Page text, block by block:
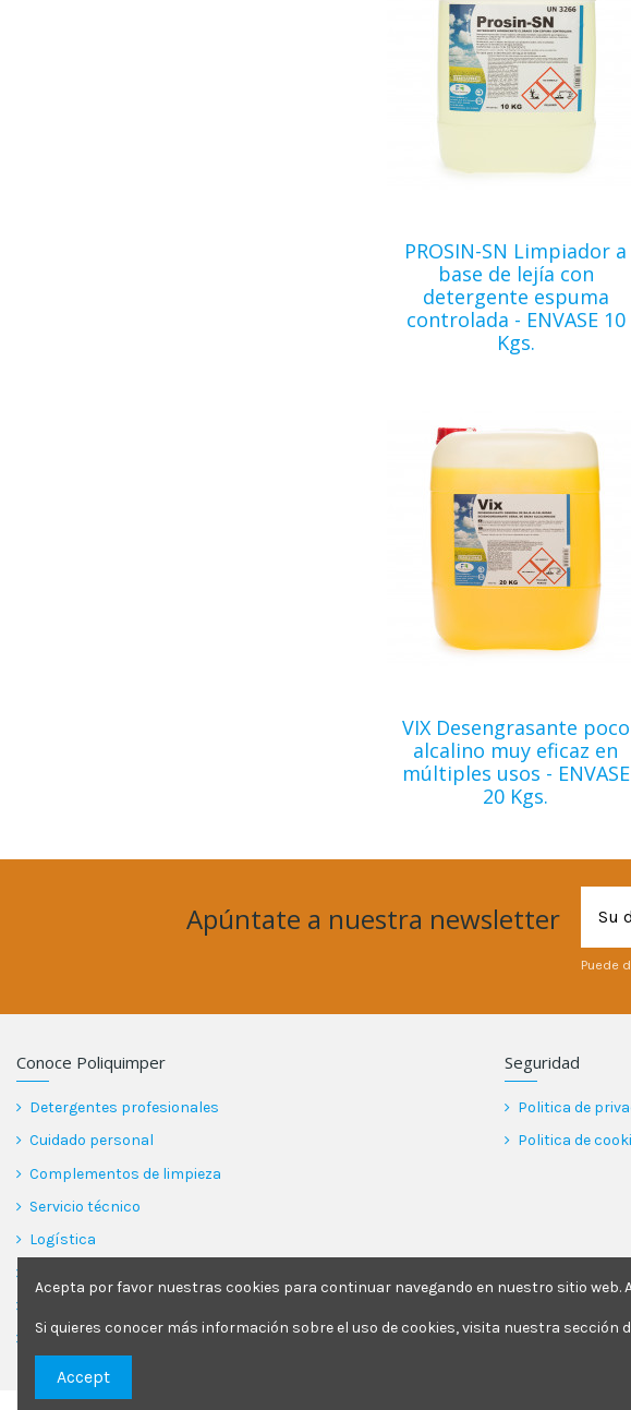
PROSIN-SN Limpiador a
base de lejía con
detergente espuma
controlada - ENVASE 10
Kgs.
VIX Desengrasante poco
alcalino muy eficaz en
múltiples usos - ENVASE
20 Kgs.
Apúntate a nuestra newsletter
Puede
Conoce Poliquimper
Detergentes profesionales
Cuidado personal
Complementos de limpieza
Servicio técnico
Logística
Contactar
Seguridad
Politica de
Politica de
Acepta por favor nuestras cookies para continuar navegando en nuestro sitio web.
Si quieres conocer más información sobre el uso de cookies, visita nuestra sección
Accept